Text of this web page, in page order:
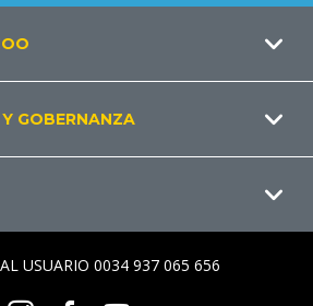
GOBERNANZA
USUARIO 0034 937 065 656